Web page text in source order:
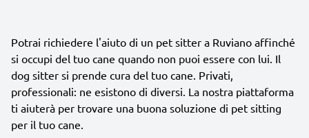
Potrai richiedere l'aiuto di un pet sitter a Ruviano affinché
si occupi del tuo cane quando non puoi essere con lui. Il
dog sitter si prende cura del tuo cane. Privati,
professionali: ne esistono di diversi. La nostra piattaforma
ti aiuterà per trovare una buona soluzione di pet sitting
per il tuo cane.